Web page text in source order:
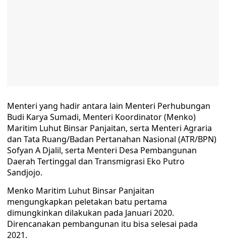
Menteri yang hadir antara lain Menteri Perhubungan
Budi Karya Sumadi, Menteri Koordinator (Menko)
Maritim Luhut Binsar Panjaitan, serta Menteri Agraria
dan Tata Ruang/Badan Pertanahan Nasional (ATR/BPN)
Sofyan A Djalil, serta Menteri Desa Pembangunan
Daerah Tertinggal dan Transmigrasi Eko Putro
Sandjojo.
Menko Maritim Luhut Binsar Panjaitan
mengungkapkan peletakan batu pertama
dimungkinkan dilakukan pada Januari 2020.
Direncanakan pembangunan itu bisa selesai pada
2021.